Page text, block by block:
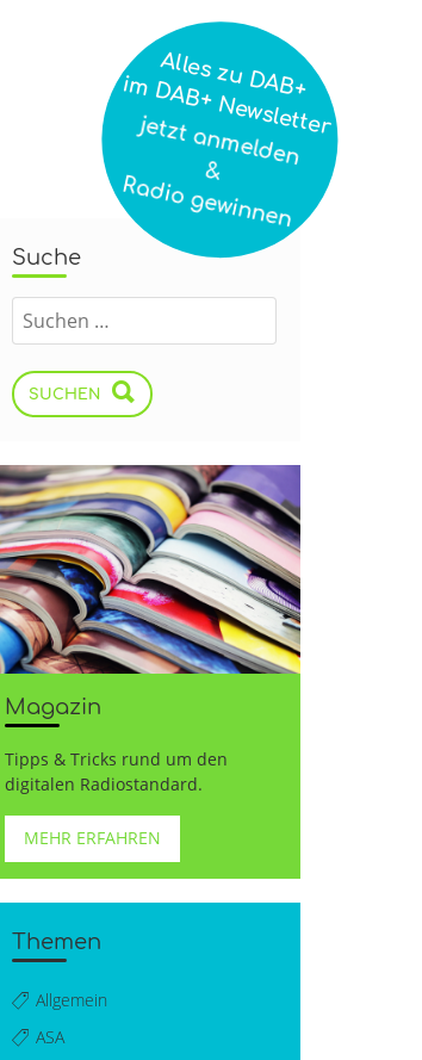
Suche
SUCHEN
Magazin
Tipps & Tricks rund um den
digitalen Radiostandard.
MEHR ERFAHREN
Themen
Allgemein
ASA
Alles zu DAB+
im DAB+ Newsletter
jetzt anmelden
&
Radio gewinnen